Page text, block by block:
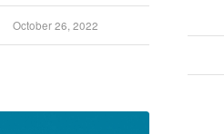
October 26, 2022